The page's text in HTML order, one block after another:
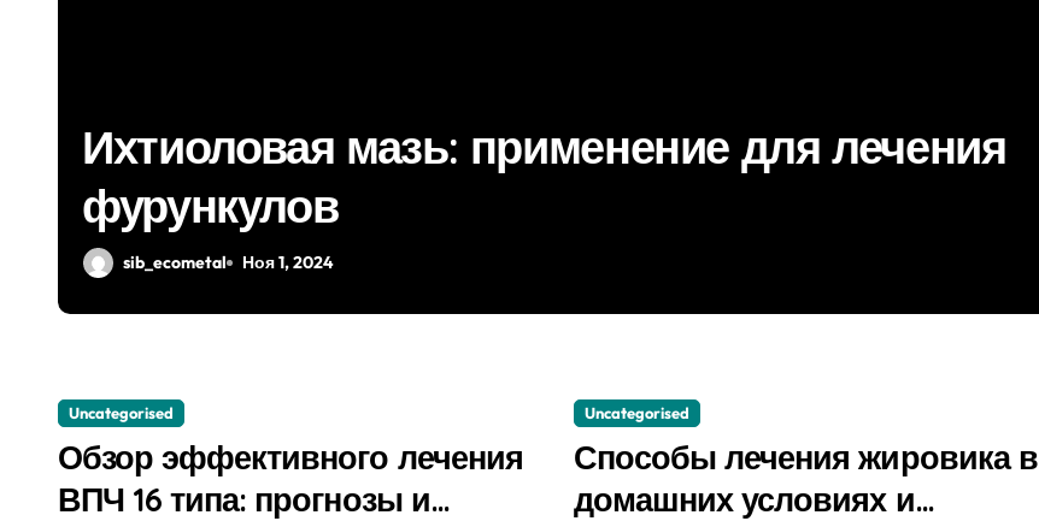
Ихтиоловая мазь: применение для лечения
фурункулов
sib_ecometal Ноя 1, 2024
Uncategorised
Обзор эффективного лечения
ВПЧ 16 типа: прогнозы и
Uncategorised
Способы лечения жировика в
домашних условиях и